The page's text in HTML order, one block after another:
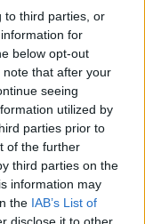
to third parties, or
for
below opt-out
that after your
seeing
utilized by
parties prior to
of the further
third parties on the
information may
the IAB’s List of
disclose it to other